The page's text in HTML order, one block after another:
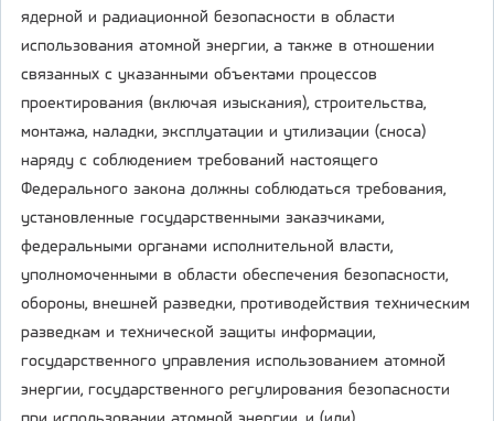
ядерной и радиационной безопасности в области
использования атомной энергии, а также в отношении
связанных с указанными объектами процессов
проектирования (включая изыскания), строительства,
монтажа, наладки, эксплуатации и утилизации (сноса)
наряду с соблюдением требований настоящего
Федерального закона должны соблюдаться требования,
установленные государственными заказчиками,
федеральными органами исполнительной власти,
уполномоченными в области обеспечения безопасности,
обороны, внешней разведки, противодействия техническим
разведкам и технической защиты информации,
государственного управления использованием атомной
энергии, государственного регулирования безопасности